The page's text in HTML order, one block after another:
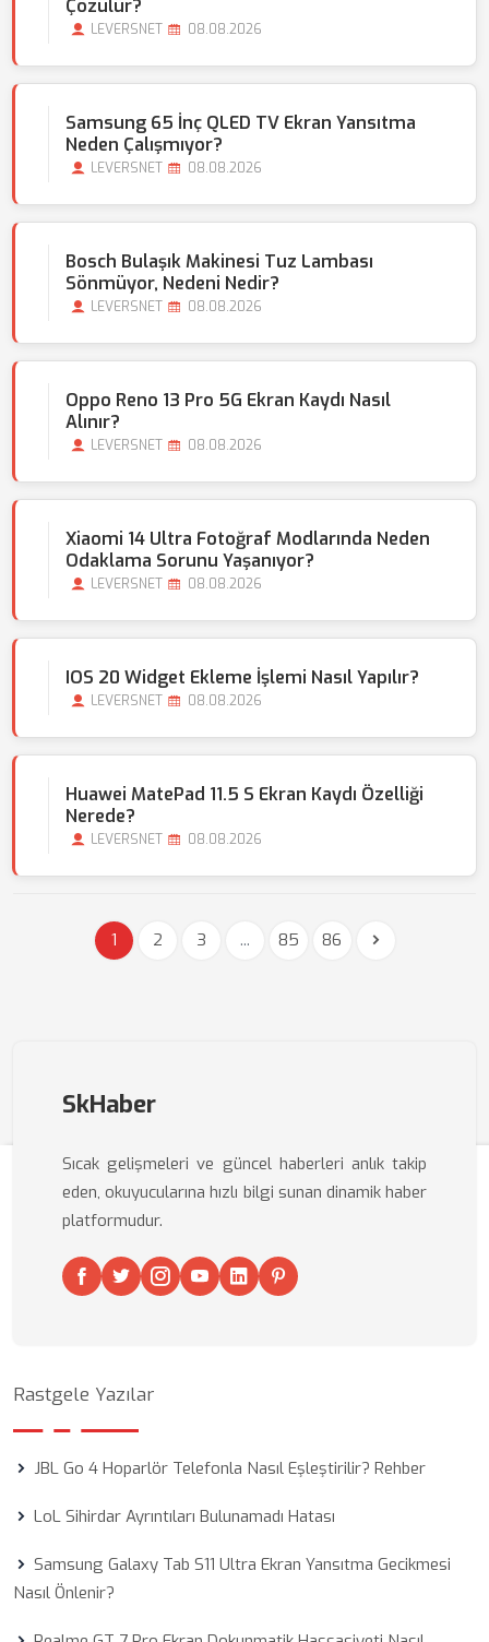
Çözülür?
LEVERSNET 08.08.2026
Samsung 65 İnç QLED TV Ekran Yansıtma
Neden Çalışmıyor?
LEVERSNET 08.08.2026
Bosch Bulaşık Makinesi Tuz Lambası
Sönmüyor, Nedeni Nedir?
LEVERSNET 08.08.2026
Oppo Reno 13 Pro 5G Ekran Kaydı Nasıl
Alınır?
LEVERSNET 08.08.2026
Xiaomi 14 Ultra Fotoğraf Modlarında Neden
Odaklama Sorunu Yaşanıyor?
LEVERSNET 08.08.2026
IOS 20 Widget Ekleme İşlemi Nasıl Yapılır?
LEVERSNET 08.08.2026
Huawei MatePad 11.5 S Ekran Kaydı Özelliği
Nerede?
LEVERSNET 08.08.2026
1 2 3 ... 85 86
SkHaber
Sıcak gelişmeleri ve güncel haberleri anlık takip
eden, okuyucularına hızlı bilgi sunan dinamik haber
platformudur.
Rastgele Yazılar
JBL Go 4 Hoparlör Telefonla Nasıl Eşleştirilir? Rehber
LoL Sihirdar Ayrıntıları Bulunamadı Hatası
Samsung Galaxy Tab S11 Ultra Ekran Yansıtma Gecikmesi
Nasıl Önlenir?